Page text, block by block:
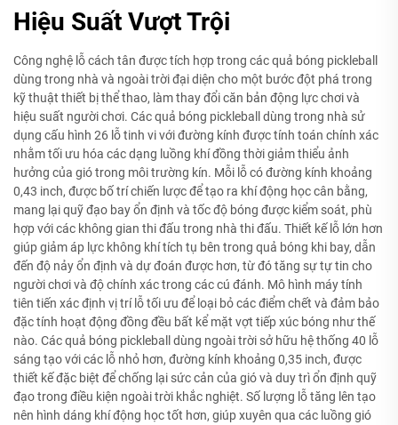
Hiệu Suất Vượt Trội
Công nghệ lỗ cách tân được tích hợp trong các quả bóng pickleball
dùng trong nhà và ngoài trời đại diện cho một bước đột phá trong
kỹ thuật thiết bị thể thao, làm thay đổi căn bản động lực chơi và
hiệu suất người chơi. Các quả bóng pickleball dùng trong nhà sử
dụng cấu hình 26 lỗ tinh vi với đường kính được tính toán chính xác
nhằm tối ưu hóa các dạng luồng khí đồng thời giảm thiểu ảnh
hưởng của gió trong môi trường kín. Mỗi lỗ có đường kính khoảng
0,43 inch, được bố trí chiến lược để tạo ra khí động học cân bằng,
mang lại quỹ đạo bay ổn định và tốc độ bóng được kiểm soát, phù
hợp với các không gian thi đấu trong nhà thi đấu. Thiết kế lỗ lớn hơn
giúp giảm áp lực không khí tích tụ bên trong quả bóng khi bay, dẫn
đến độ nảy ổn định và dự đoán được hơn, từ đó tăng sự tự tin cho
người chơi và độ chính xác trong các cú đánh. Mô hình máy tính
tiên tiến xác định vị trí lỗ tối ưu để loại bỏ các điểm chết và đảm bảo
đặc tính hoạt động đồng đều bất kể mặt vợt tiếp xúc bóng như thế
nào. Các quả bóng pickleball dùng ngoài trời sở hữu hệ thống 40 lỗ
sáng tạo với các lỗ nhỏ hơn, đường kính khoảng 0,35 inch, được
thiết kế đặc biệt để chống lại sức cản của gió và duy trì ổn định quỹ
đạo trong điều kiện ngoài trời khắc nghiệt. Số lượng lỗ tăng lên tạo
nên hình dáng khí động học tốt hơn, giúp xuyên qua các luồng gió